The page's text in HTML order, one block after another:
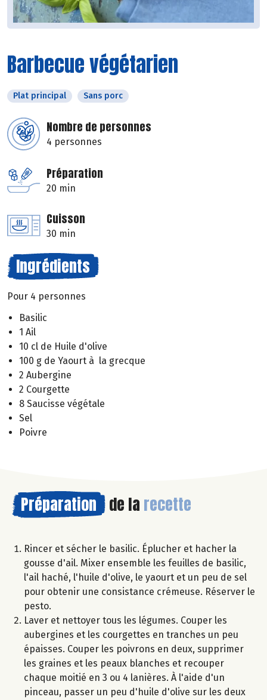
Barbecue végétarien
Plat principal Sans porc
Nombre de personnes
4 personnes
Préparation
20 min
Cuisson
30 min
Ingrédients
Pour 4 personnes
Basilic
1 Ail
10 cl de Huile d'olive
100 g de Yaourt à la grecque
2 Aubergine
2 Courgette
8 Saucisse végétale
Sel
Poivre
Préparation de la recette
Rincer et sécher le basilic. Éplucher et hacher la
gousse d'ail. Mixer ensemble les feuilles de basilic,
l'ail haché, l'huile d'olive, le yaourt et un peu de sel
pour obtenir une consistance crémeuse. Réserver le
pesto.
Laver et nettoyer tous les légumes. Couper les
aubergines et les courgettes en tranches un peu
épaisses. Couper les poivrons en deux, supprimer
les graines et les peaux blanches et recouper
chaque moitié en 3 ou 4 lanières. À l'aide d'un
pinceau, passer un peu d'huile d'olive sur les deux